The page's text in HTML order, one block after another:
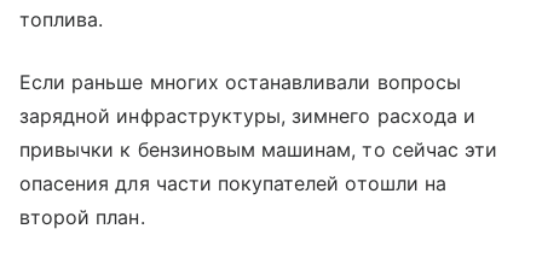
топлива.
Если раньше многих останавливали вопросы
зарядной инфраструктуры, зимнего расхода и
привычки к бензиновым машинам, то сейчас эти
опасения для части покупателей отошли на
второй план.